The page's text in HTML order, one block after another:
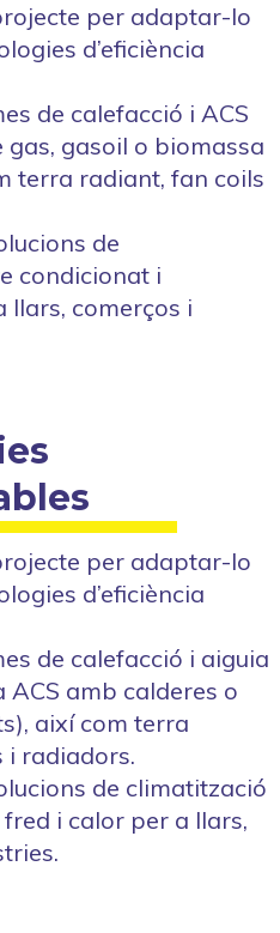
per adaptar-lo
d’eficiència
de calefacció i ACS
gas, gasoil o biomassa
terra radiant, fan coils
de
condicionat i
llars, comerços i
per adaptar-lo
d’eficiència
de calefacció i aiguia
amb calderes o
així com terra
i radiadors.
de climatització
i calor per a llars,